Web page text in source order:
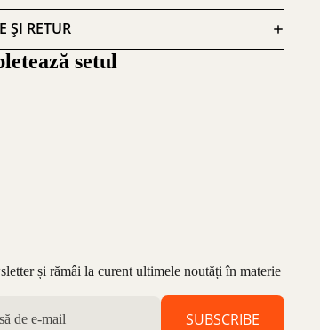
ȘI RETUR
setul
și rămâi la curent ultimele noutăți în materie
SUBSCRIBE